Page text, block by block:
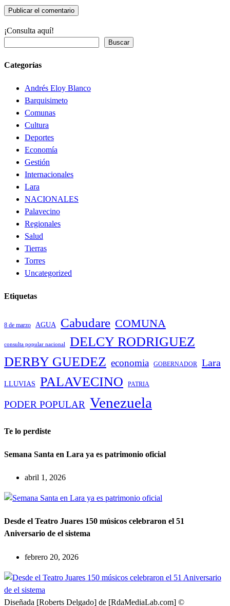
¡Consulta aquí!
Buscar
Categorías
Andrés Eloy Blanco
Barquisimeto
Comunas
Cultura
Deportes
Economía
Gestión
Internacionales
Lara
NACIONALES
Palavecino
Regionales
Salud
Tierras
Torres
Uncategorized
Etiquetas
8 de marzo AGUA Cabudare COMUNA
consulta popular nacional
DELCY RODRIGUEZ
DERBY GUEDEZ economia GOBERNADOR Lara
LLUVIAS PALAVECINO PATRIA
PODER POPULAR Venezuela
Te lo perdiste
Semana Santa en Lara ya es patrimonio oficial
abril 1, 2026
Desde el Teatro Juares 150 músicos celebraron el 51
Aniversario de el sistema
febrero 20, 2026
Diseñada [Roberts Delgado] de [RdaMediaLab.com] ©